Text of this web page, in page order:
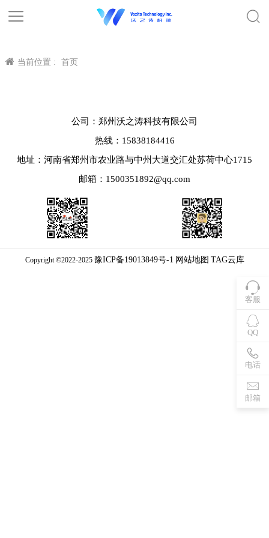
当前位置 : 首页
客服
QQ
电话
邮箱
公司：郑州沃之涛科技有限公司
热线：15838184416
地址：河南省郑州市农业路与中州大道交汇处苏荷中心1715
邮箱：1500351892@qq.com
Copyright ©2022-2025 豫ICP备19013849号-1 网站地图 TAG云库